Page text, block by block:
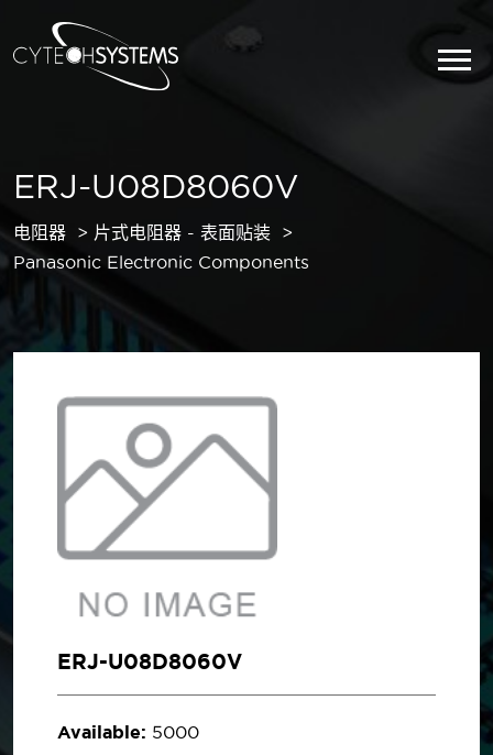
ERJ-U08D8060V
电阻器
片式电阻器 - 表面贴装
Panasonic Electronic Components
ERJ-U08D8060V
Available: 5000